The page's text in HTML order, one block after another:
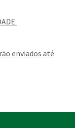
enviados até